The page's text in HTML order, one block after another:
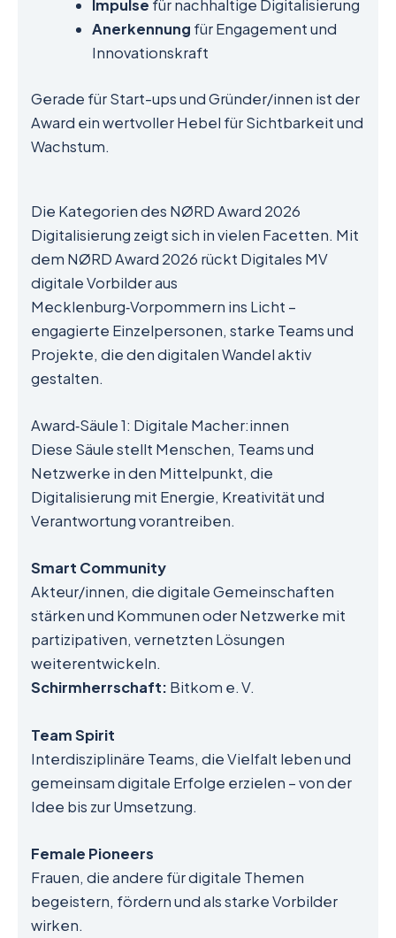
Impulse für nachhaltige Digitalisierung
Anerkennung für Engagement und
Innovationskraft
Gerade für Start-ups und Gründer/innen ist der
Award ein wertvoller Hebel für Sichtbarkeit und
Wachstum.
Die Kategorien des NØRD Award 2026
Digitalisierung zeigt sich in vielen Facetten. Mit
dem NØRD Award 2026 rückt Digitales MV
digitale Vorbilder aus
Mecklenburg‑Vorpommern ins Licht –
engagierte Einzelpersonen, starke Teams und
Projekte, die den digitalen Wandel aktiv
gestalten.
Award‑Säule 1: Digitale Macher:innen
Diese Säule stellt Menschen, Teams und
Netzwerke in den Mittelpunkt, die
Digitalisierung mit Energie, Kreativität und
Verantwortung vorantreiben.
Smart Community
Akteur/innen, die digitale Gemeinschaften
stärken und Kommunen oder Netzwerke mit
partizipativen, vernetzten Lösungen
weiterentwickeln.
Schirmherrschaft: Bitkom e. V.
Team Spirit
Interdisziplinäre Teams, die Vielfalt leben und
gemeinsam digitale Erfolge erzielen – von der
Idee bis zur Umsetzung.
Female Pioneers
Frauen, die andere für digitale Themen
begeistern, fördern und als starke Vorbilder
wirken.